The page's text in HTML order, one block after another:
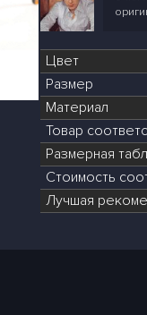
Цвет
Размер
Материал
Товар
Размерная
Стоимость
Лучшая